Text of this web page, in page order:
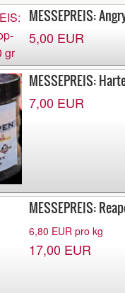
%, Feuchtigkeit 33 %
5,00 EUR
MESSEPREIS:
7,00 EUR
6,80 EUR pro kg
17,00 EUR